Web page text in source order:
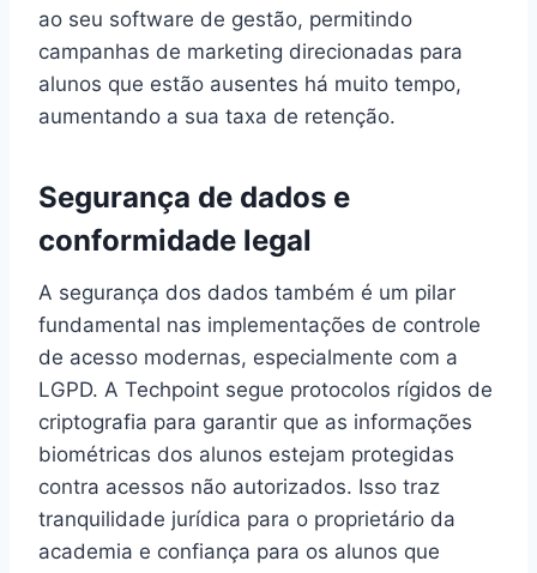
ao seu software de gestão, permitindo
campanhas de marketing direcionadas para
alunos que estão ausentes há muito tempo,
aumentando a sua taxa de retenção.
Segurança de dados e
conformidade legal
A segurança dos dados também é um pilar
fundamental nas implementações de controle
de acesso modernas, especialmente com a
LGPD. A Techpoint segue protocolos rígidos de
criptografia para garantir que as informações
biométricas dos alunos estejam protegidas
contra acessos não autorizados. Isso traz
tranquilidade jurídica para o proprietário da
academia e confiança para os alunos que